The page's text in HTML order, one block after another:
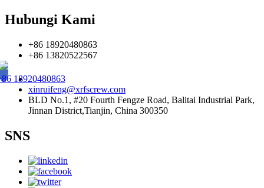
Hubungi Kami
+86 18920480863
+86 13820522567
18920480863
xinruifeng@xrfscrew.com
BLD No.1, #20 Fourth Fengze Road, Balitai Industrial Park,
Jinnan District,Tianjin, China 300350
SNS